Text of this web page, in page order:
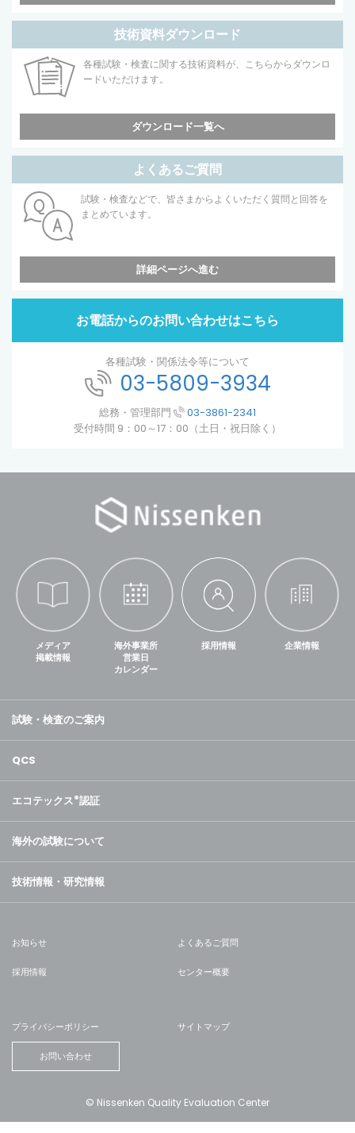
技術資料ダウンロード
各種試験・検査に関する技術資料が、こちらからダウンロ
ードいただけます。
ダウンロード一覧へ
よくあるご質問
試験・検査などで、皆さまからよくいただく質問と回答を
まとめています。
詳細ページへ進む
お電話からのお問い合わせはこちら
各種試験・関係法令等について
03-5809-3934
総務・管理部門
03-3861-2341
受付時間 9：00～17：00（土日・祝日除く）
メディア
掲載情報
海外事業所
営業日
カレンダー
採用情報 企業情報
試験・検査のご案内
QCS
エコテックス®認証
海外の試験について
技術情報・研究情報
お知らせ よくあるご質問
採用情報 センター概要
プライバシーポリシー サイトマップ
お問い合わせ
© Nissenken Quality Evaluation Center